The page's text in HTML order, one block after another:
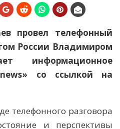
провел телефонный
России Владимиром
информационное
со ссылкой на
телефонного разговора
и перспективы